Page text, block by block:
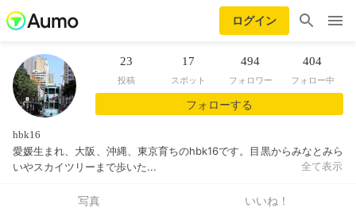
ログイン
23
投稿
17
スポット
494
フォロワー
404
フォロー中
フォローする
hbk16
愛媛生まれ、大阪、沖縄、東京育ちのhbk16です。目黒からみなとみら
いやスカイツリーまで歩いた...
全て表示
写真 いいね！